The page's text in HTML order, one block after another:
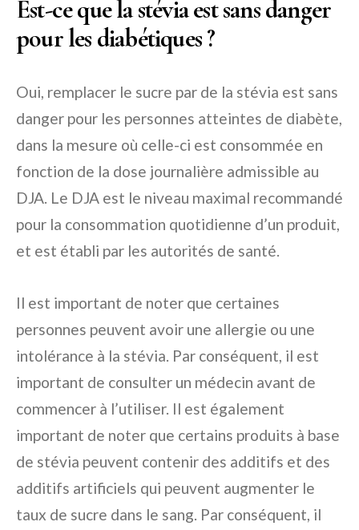
Est-ce que la stévia est sans danger
pour les diabétiques ?
Oui, remplacer le sucre par de la stévia est sans
danger pour les personnes atteintes de diabète,
dans la mesure où celle-ci est consommée en
fonction de la dose journalière admissible au
DJA. Le DJA est le niveau maximal recommandé
pour la consommation quotidienne d’un produit,
et est établi par les autorités de santé.
Il est important de noter que certaines
personnes peuvent avoir une allergie ou une
intolérance à la stévia. Par conséquent, il est
important de consulter un médecin avant de
commencer à l’utiliser. Il est également
important de noter que certains produits à base
de stévia peuvent contenir des additifs et des
additifs artificiels qui peuvent augmenter le
taux de sucre dans le sang. Par conséquent, il